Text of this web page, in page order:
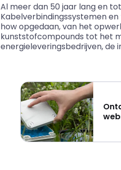
Al meer dan 50 jaar lang en
Kabelverbindingssystemen
how opgedaan, van het
kunststofcompounds tot het
energieleveringsbedrijven, de